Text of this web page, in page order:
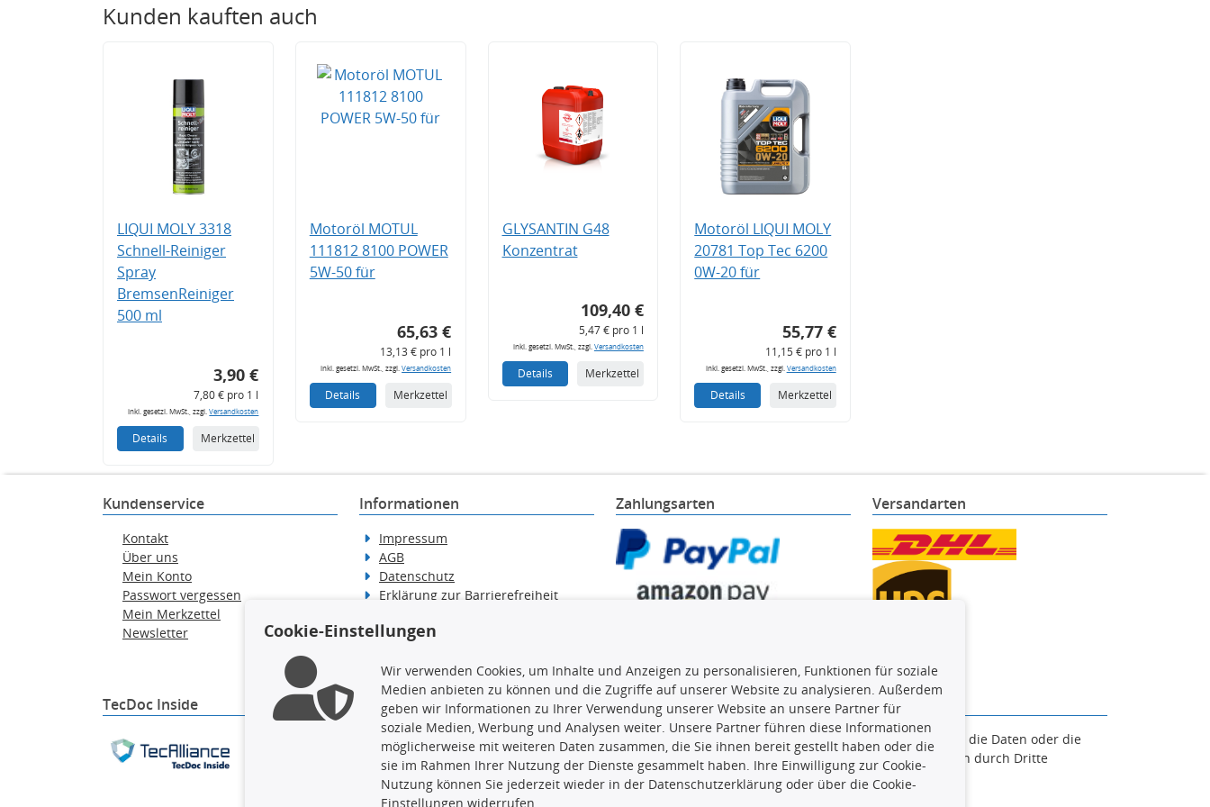
Kunden kauften auch
LIQUI MOLY 3318
Schnell-Reiniger
Spray
BremsenReiniger
500 ml
3,90 €
7,80 € pro 1 l
inkl. gesetzl. MwSt., zzgl.Versandkosten
Details Merkzettel
Motoröl MOTUL
111812 8100 POWER
5W-50 für
65,63 €
13,13 € pro 1 l
inkl. gesetzl. MwSt., zzgl.Versandkosten
Details Merkzettel
GLYSANTIN G48
Konzentrat
109,40 €
5,47 € pro 1 l
inkl. gesetzl. MwSt., zzgl. Versandkosten
Details Merkzettel
Motoröl LIQUI MOLY
20781 Top Tec 6200
0W-20 für
55,77 €
11,15 € pro 1 l
inkl. gesetzl. MwSt., zzgl. Versandkosten
Details Merkzettel
Kundenservice
Kontakt
Über uns
Mein Konto
Passwort vergessen
Mein Merkzettel
Newsletter
Informationen
Impressum
AGB
Datenschutz
Erklärung zur Barrierefreiheit
Widerrufsbelehrung
Zahlungsarten Versandarten
TecDoc Inside
Die hier angezeigten Daten, insbesondere die gesamte Datenbank, dürfen nicht kopiert werden. Es ist zu unterlassen, die Daten oder die
gesamte Datenbank ohne vorherige Zustimmung TecDocs zu vervielfältigen, zu verbreiten und/oder diese Handlungen durch Dritte
ausführen zu lassen. Ein Zuwiderhandeln stellt eine Urheberrechtsverletzung dar und wird verfolgt.
Cookie-Einstellungen
Wir verwenden Cookies, um Inhalte und Anzeigen zu personalisieren, Funktionen für soziale
Medien anbieten zu können und die Zugriffe auf unserer Website zu analysieren. Außerdem
geben wir Informationen zu Ihrer Verwendung unserer Website an unsere Partner für
soziale Medien, Werbung und Analysen weiter. Unsere Partner führen diese Informationen
möglicherweise mit weiteren Daten zusammen, die Sie ihnen bereit gestellt haben oder die
sie im Rahmen Ihrer Nutzung der Dienste gesammelt haben. Ihre Einwilligung zur Cookie-
Nutzung können Sie jederzeit wieder in der Datenschutzerklärung oder über die Cookie-
Einstellungen widerrufen.